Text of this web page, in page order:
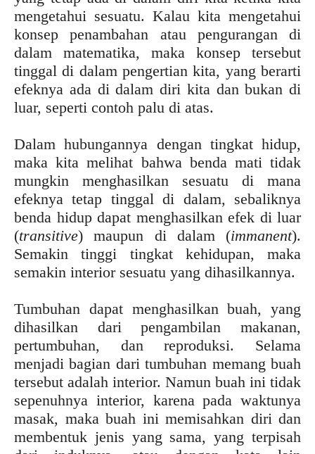
mengetahui sesuatu. Kalau kita mengetahui
konsep penambahan atau pengurangan di
dalam matematika, maka konsep tersebut
tinggal di dalam pengertian kita, yang berarti
efeknya ada di dalam diri kita dan bukan di
luar, seperti contoh palu di atas.
Dalam hubungannya dengan tingkat hidup,
maka kita melihat bahwa benda mati tidak
mungkin menghasilkan sesuatu di mana
efeknya tetap tinggal di dalam, sebaliknya
benda hidup dapat menghasilkan efek di luar
(transitive) maupun di dalam (immanent).
Semakin tinggi tingkat kehidupan, maka
semakin interior sesuatu yang dihasilkannya.
Tumbuhan dapat menghasilkan buah, yang
dihasilkan dari pengambilan makanan,
pertumbuhan, dan reproduksi. Selama
menjadi bagian dari tumbuhan memang buah
tersebut adalah interior. Namun buah ini tidak
sepenuhnya interior, karena pada waktunya
masak, maka buah ini memisahkan diri dan
membentuk jenis yang sama, yang terpisah